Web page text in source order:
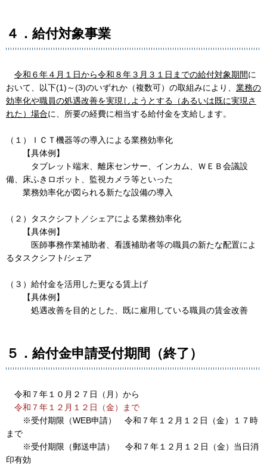
４．給付対象事業
令和６年４月１日から令和８年３月３１日までの給付対象期間に
おいて、以下(1)～(3)のいずれか（複数可）の取組みにより、 業務の
効率化や職員の処遇改善を実現しようとする（あるいは既に実現さ
れた）場合に、所要の経費に相当する給付金を支給します。
（１）ＩＣＴ機器等の導入による業務効率化
【具体例】
タブレット端末、離床センサー、インカム、ＷＥＢ会議設
備、床ふきロボット、監視カメラ等といった
業務効率化が図られる新たな設備の導入
（２）タスクシフト／シェアによる業務効率化
【具体例】
医師事務作業補助者、看護補助者等の職員の新たな配置によ
るタスクシフト/シェア
（３）給付金を活用した更なる賃上げ
【具体例】
処遇改善を目的とした、既に雇用している職員の賃金改善
５．給付金申請受付期間（終了）
令和７年１０月２７日（月）から
令和７年１２月１２日（金）まで
※受付期限（WEB申請） 令和７年１２月１２日（金）１７時
まで
※受付期限（郵送申請） 令和７年１２月１２日（金）当日消
印有効